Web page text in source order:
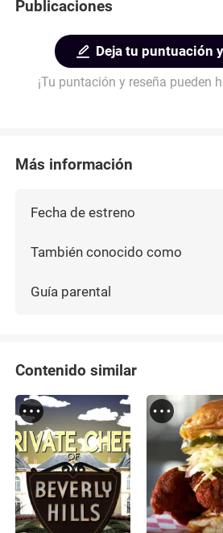
Publicaciones
Deja tu puntuación
¡Tu puntación y reseña pueden
Más información
Fecha de estreno
También conocido como
Guía parental
Contenido similar